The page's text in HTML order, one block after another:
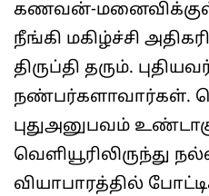
கணவன்-
நீங்கி மகிழ்ச்சி
திருப்தி தரும்.
நண்பர்களாவார்கள்.
புதுஅனுபவம்
வெளியூரிலிருந்து
வியாபாரத்தில்